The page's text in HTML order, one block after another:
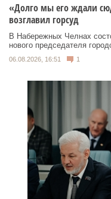
«Долго мы его ждали
возглавил горсуд
В Набережных Челнах
нового председателя
06.08.2026, 16:51 1